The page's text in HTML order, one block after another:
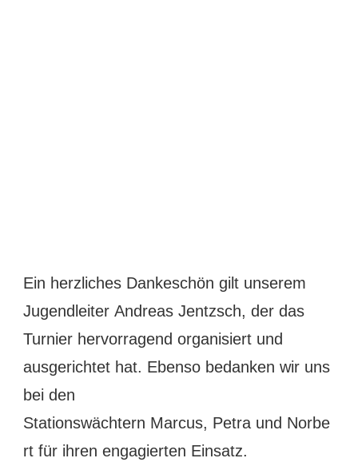
Ein herzliches Dankeschön gilt unserem
Jugendleiter Andreas Jentzsch, der das
Turnier hervorragend organisiert und
ausgerichtet hat. Ebenso bedanken wir uns
bei den
Stationswächtern Marcus, Petra und Norbe
rt für ihren engagierten Einsatz.